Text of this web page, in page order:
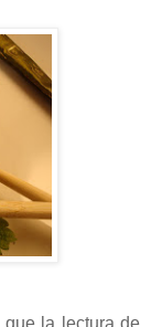
que la lectura de